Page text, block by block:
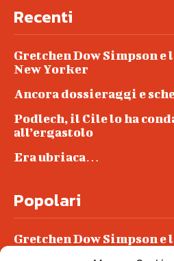
Recenti
Gretchen Dow Simpson e
New Yorker
Ancora dossieraggi e
Podlech, il Cile lo ha
all’ergastolo
Era ubriaca…
Popolari
Gretchen Dow Simpson e